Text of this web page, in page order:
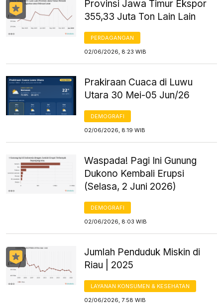
Provinsi Jawa Timur Ekspor
355,33 Juta Ton Lain Lain
PERDAGANGAN
02/06/2026, 8:23 WIB
Prakiraan Cuaca di Luwu
Utara 30 Mei-05 Jun/26
DEMOGRAFI
02/06/2026, 8:19 WIB
Waspada! Pagi Ini Gunung
Dukono Kembali Erupsi
(Selasa, 2 Juni 2026)
DEMOGRAFI
02/06/2026, 8:03 WIB
Jumlah Penduduk Miskin di
Riau | 2025
LAYANAN KONSUMEN & KESEHATAN
02/06/2026, 7:58 WIB